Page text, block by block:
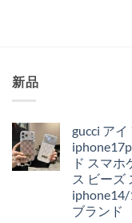
新品
gucci ア
ド スマ
ス ビーズ
iphone14/
ブランド